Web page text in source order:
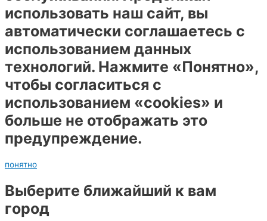
использовать наш сайт, вы
автоматически соглашаетесь с
использованием данных
технологий. Нажмите «Понятно»,
чтобы согласиться с
использованием «cookies» и
больше не отображать это
предупреждение.
понятно
Выберите ближайший к вам
город